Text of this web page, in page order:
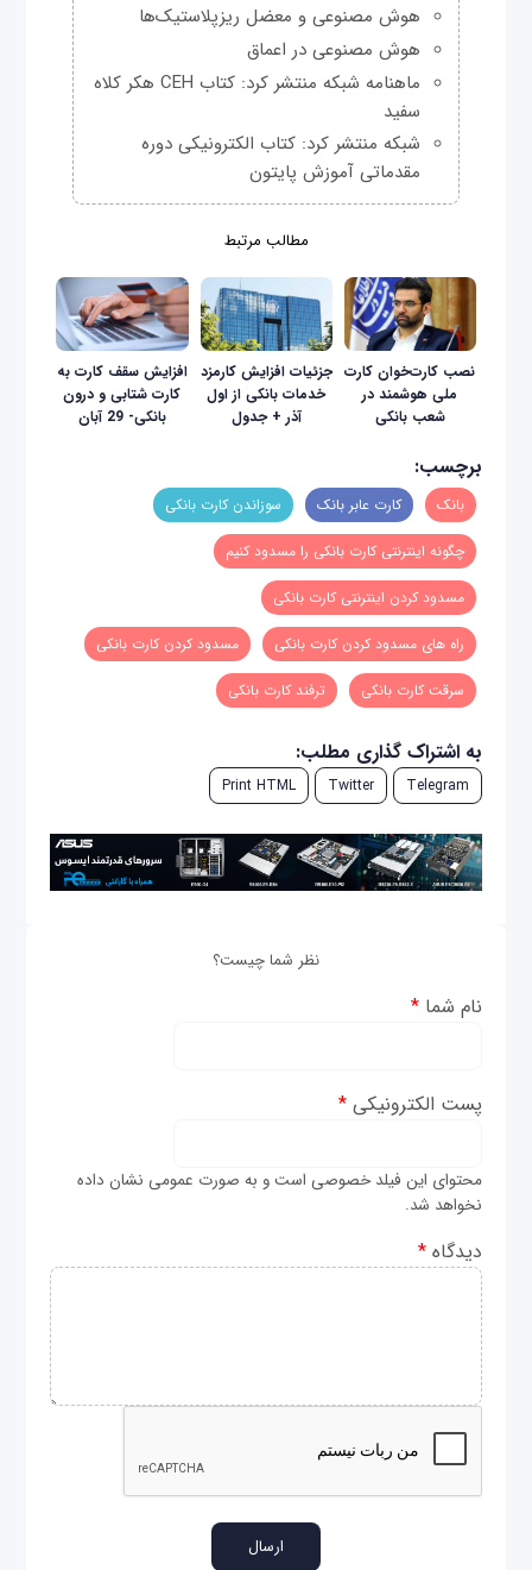
هوش مصنوعی و معضل ریزپلاستیک‌ها
هوش مصنوعی در اعماق
ماهنامه شبکه منتشر کرد: کتاب CEH هکر کلاه
سفید
شبکه منتشر کرد: کتاب الکترونیکی دوره
مقدماتی آموزش پایتون
مطالب مرتبط
نصب کارت‌خوان کارت
ملی هوشمند در
شعب بانکی
جزئیات افزایش کارمزد
خدمات بانکی از اول
آذر + جدول
افزایش سقف کارت به
کارت شتابی و درون
بانکی- 29 آبان
برچسب:
بانک کارت عابر بانک سوزاندن کارت بانکی
چگونه اینترنتی کارت بانکی را مسدود کنیم
مسدود کردن اینترنتی کارت بانکی
راه های مسدود کردن کارت بانکی مسدود کردن کارت بانکی
سرقت کارت بانکی ترفند کارت بانکی
به اشتراک گذاری مطلب:
Telegram
Twitter
Print HTML
نظر شما چیست؟
نام شما*
پست الکترونیکی*
محتوای این فیلد خصوصی است و به صورت عمومی نشان داده
نخواهد شد.
دیدگاه*